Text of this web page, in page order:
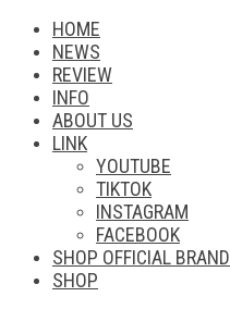
HOME
NEWS
REVIEW
INFO
ABOUT US
LINK
YOUTUBE
TIKTOK
INSTAGRAM
FACEBOOK
SHOP OFFICIAL BRAND
SHOP